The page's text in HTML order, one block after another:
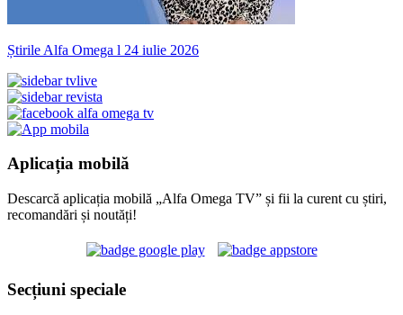
Știrile Alfa Omega l 24 iulie 2026
Aplicația mobilă
Descarcă aplicația mobilă „Alfa Omega TV” și fii la curent cu știri,
recomandări și noutăți!
Secțiuni speciale